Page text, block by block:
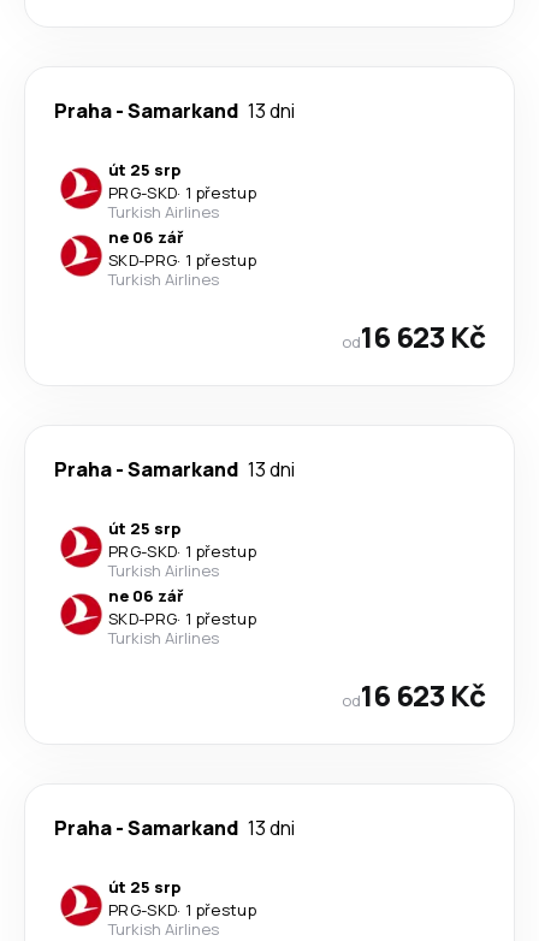
Praha-Samarkand 13 dni
út 25 srp
PRG-SKD· 1 přestup
Turkish Airlines
ne 06 zář
SKD-PRG· 1 přestup
Turkish Airlines
od16 623 Kč
Praha-Samarkand 13 dni
út 25 srp
PRG-SKD· 1 přestup
Turkish Airlines
ne 06 zář
SKD-PRG· 1 přestup
Turkish Airlines
od16 623 Kč
Praha-Samarkand 13 dni
út 25 srp
PRG-SKD· 1 přestup
Turkish Airlines